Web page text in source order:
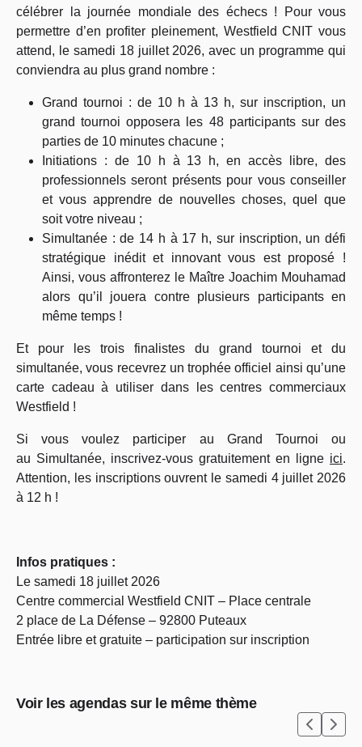
célébrer la journée mondiale des échecs ! Pour vous
permettre d’en profiter pleinement, Westfield CNIT vous
attend, le samedi 18 juillet 2026, avec un programme qui
conviendra au plus grand nombre :
Grand tournoi : de 10 h à 13 h, sur inscription, un
grand tournoi opposera les 48 participants sur des
parties de 10 minutes chacune ;
Initiations : de 10 h à 13 h, en accès libre, des
professionnels seront présents pour vous conseiller
et vous apprendre de nouvelles choses, quel que
soit votre niveau ;
Simultanée : de 14 h à 17 h, sur inscription, un défi
stratégique inédit et innovant vous est proposé !
Ainsi, vous affronterez le Maître Joachim Mouhamad
alors qu’il jouera contre plusieurs participants en
même temps !
Et pour les trois finalistes du grand tournoi et du
simultanée, vous recevrez un trophée officiel ainsi qu’une
carte cadeau à utiliser dans les centres commerciaux
Westfield !
Si vous voulez participer au Grand Tournoi ou
au Simultanée, inscrivez-vous gratuitement en ligne ici.
Attention, les inscriptions ouvrent le samedi 4 juillet 2026
à 12 h !
Infos pratiques :
Le samedi 18 juillet 2026
Centre commercial Westfield CNIT – Place centrale
2 place de La Défense – 92800 Puteaux
Entrée libre et gratuite – participation sur inscription
Voir les agendas sur le même thème